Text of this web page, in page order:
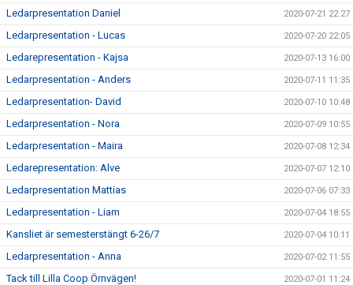
Ledarpresentation Daniel 2020-07-21 22:27
Ledarpresentation - Lucas 2020-07-20 22:05
Ledarepresentation - Kajsa 2020-07-13 16:00
Ledarpresentation - Anders 2020-07-11 11:35
Ledarpresentation- David 2020-07-10 10:48
Ledarpresentation - Nora 2020-07-09 10:55
Ledarpresentation - Maira 2020-07-08 12:34
Ledarepresentation: Alve 2020-07-07 12:10
Ledarpresentation Mattias 2020-07-06 07:33
Ledarpresentation - Liam 2020-07-04 18:55
Kansliet är semesterstängt 6-26/7 2020-07-04 10:11
Ledarpresentation - Anna 2020-07-02 11:55
Tack till Lilla Coop Örnvägen! 2020-07-01 11:24